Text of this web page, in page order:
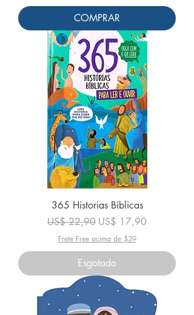
COMPRAR
365 Historias Bíblicas
Preço normal
US$ 22,90 Preço promocional
US$ 17,90
Frete Free acima de $39
Esgotado